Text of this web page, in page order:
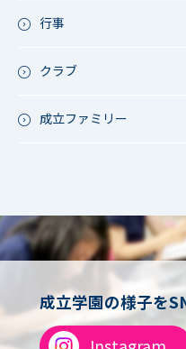
アース・プロジェクト
今日の1枚～ｸﾗｽ&ｸﾗﾌﾞ編～
行事
成立祭（文化祭）
クラブ
軟式野球
女子バスケットボール
男女バスケットボール（中学
男子バドミントン
女子バドミントン
チアリーディング
総合格闘技
合気道
成立ファミリー
成立学園の様子を